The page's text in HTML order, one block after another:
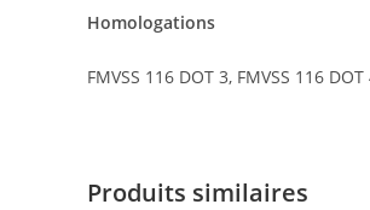
Homologations
FMVSS 116 DOT 3, FMVSS 116
Produits similaires